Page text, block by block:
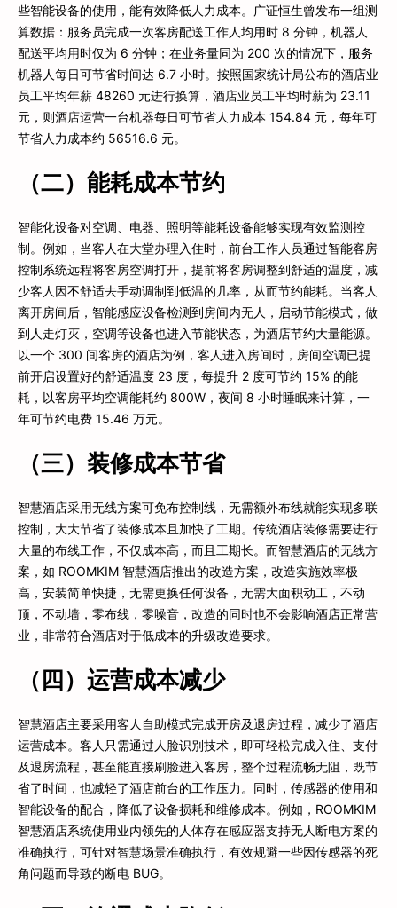
些智能设备的使用，能有效降低人力成本。广证恒生曾发布一组测
算数据：服务员完成一次客房配送工作人均用时 8 分钟，机器人
配送平均用时仅为 6 分钟；在业务量同为 200 次的情况下，服务
机器人每日可节省时间达 6.7 小时。按照国家统计局公布的酒店业
员工平均年薪 48260 元进行换算，酒店业员工平均时薪为 23.11
元，则酒店运营一台机器每日可节省人力成本 154.84 元，每年可
节省人力成本约 56516.6 元。
（二）能耗成本节约
智能化设备对空调、电器、照明等能耗设备能够实现有效监测控
制。例如，当客人在大堂办理入住时，前台工作人员通过智能客房
控制系统远程将客房空调打开，提前将客房调整到舒适的温度，减
少客人因不舒适去手动调制到低温的几率，从而节约能耗。当客人
离开房间后，智能感应设备检测到房间内无人，启动节能模式，做
到人走灯灭，空调等设备也进入节能状态，为酒店节约大量能源。
以一个 300 间客房的酒店为例，客人进入房间时，房间空调已提
前开启设置好的舒适温度 23 度，每提升 2 度可节约 15% 的能
耗，以客房平均空调能耗约 800W，夜间 8 小时睡眠来计算，一
年可节约电费 15.46 万元。
（三）装修成本节省
智慧酒店采用无线方案可免布控制线，无需额外布线就能实现多联
控制，大大节省了装修成本且加快了工期。传统酒店装修需要进行
大量的布线工作，不仅成本高，而且工期长。而智慧酒店的无线方
案，如 ROOMKIM 智慧酒店推出的改造方案，改造实施效率极
高，安装简单快捷，无需更换任何设备，无需大面积动工，不动
顶，不动墙，零布线，零噪音，改造的同时也不会影响酒店正常营
业，非常符合酒店对于低成本的升级改造要求。
（四）运营成本减少
智慧酒店主要采用客人自助模式完成开房及退房过程，减少了酒店
运营成本。客人只需通过人脸识别技术，即可轻松完成入住、支付
及退房流程，甚至能直接刷脸进入客房，整个过程流畅无阻，既节
省了时间，也减轻了酒店前台的工作压力。同时，传感器的使用和
智能设备的配合，降低了设备损耗和维修成本。例如，ROOMKIM
智慧酒店系统使用业内领先的人体存在感应器支持无人断电方案的
准确执行，可针对智慧场景准确执行，有效规避一些因传感器的死
角问题而导致的断电 BUG。